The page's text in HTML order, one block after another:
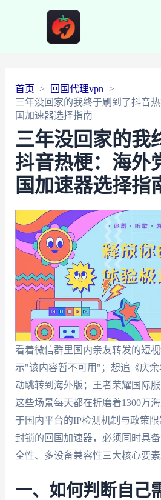
首页
回国代理vpn
三年没回家的我终于刷到了抖音
国加速器选择指南
三年没回家的我
抖音热梗：海外
国加速器选择指
看着微信群里国内亲友转发的短
示"该内容暂不可用"；想追《庆
动跳转到海外版；王者荣耀国际
这些场景每天都在折磨着1300万
于国内平台的IP检测机制与政策
封锁的回国加速器，必须同时具
全性、多设备兼容性三大核心要素
一、如何判断自己